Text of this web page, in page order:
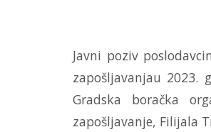
Javni poziv
zapošljavanjau 2023.
Gradska boračka
zapošljavanje, Filijala